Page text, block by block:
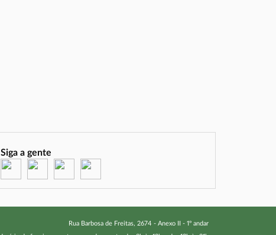
Siga a gente
(abre em nova janela)
(abre em nova janela)
(abre em nova janela)
Rua Barbosa de Freitas, 2674 - Anexo II - 1º andar